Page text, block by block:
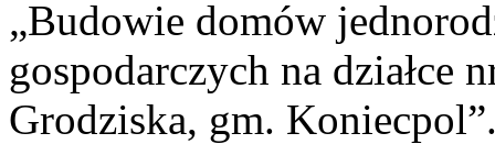
„Budowie domów
gospodarczych na działce
Grodziska, gm.